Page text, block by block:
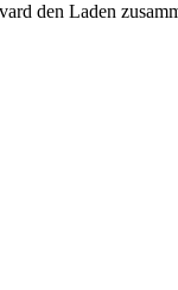
den Laden